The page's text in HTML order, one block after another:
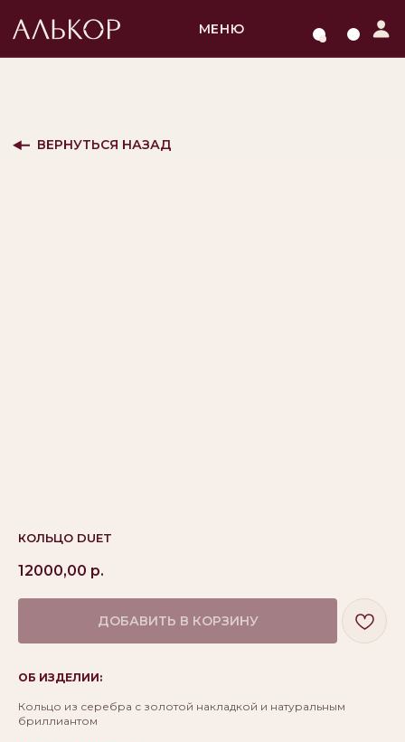
КОЛЬЦО DUET
12000,00 р.
ДОБАВИТЬ В КОРЗИНУ
ОБ ИЗДЕЛИИ:
Кольцо из серебра с золотой накладкой и натуральным
бриллиантом